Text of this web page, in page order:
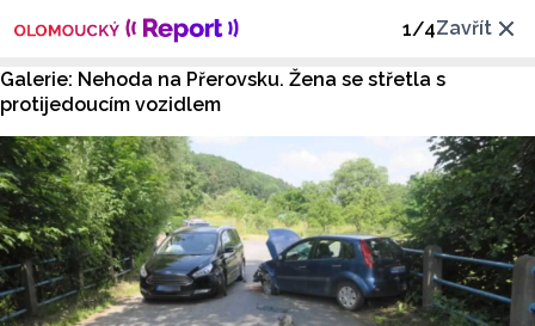
1/4Zavřít
Galerie: Nehoda na Přerovsku. Žena se střetla s
protijedoucím vozidlem